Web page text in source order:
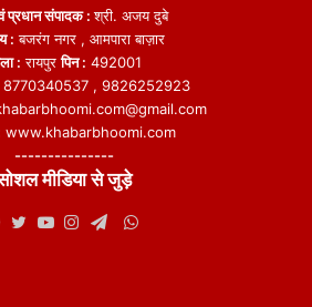
प्रधान संपादक :श्री. अजय दुबे
: बजरंग नगर , आमपारा बाज़ार
: रायपुरपिन : 492001
8770340537 , 9826252923
www.khabarbhoomi.com
---------------
मीडिया से जुड़े
WhatsApp